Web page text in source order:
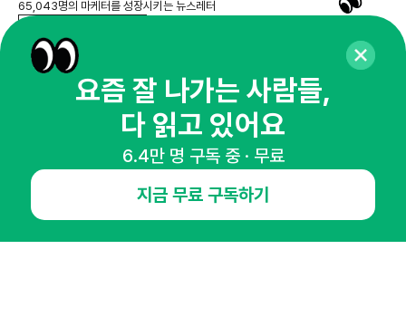
65,043명의 마케터를 성장시키는 뉴스레터
오픈애즈란
인사이터 신청
뉴스레터
요즘 잘 나가는 사람들,
다 읽고 있어요
6.4만 명 구독 중 · 무료
지금 무료 구독하기